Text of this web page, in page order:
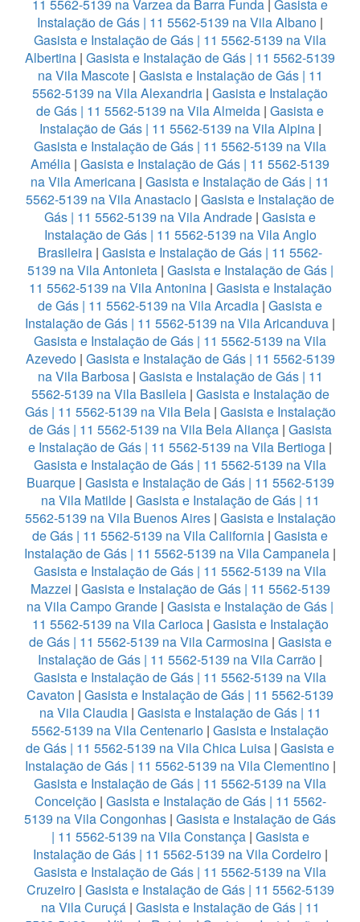
11 5562-5139 na Varzea da Barra Funda | Gasista e
Instalação de Gás | 11 5562-5139 na Vila Albano |
Gasista e Instalação de Gás | 11 5562-5139 na Vila
Albertina | Gasista e Instalação de Gás | 11 5562-5139
na Vila Mascote| Gasista e Instalação de Gás | 11
5562-5139 na Vila Alexandria | Gasista e Instalação
de Gás | 11 5562-5139 na Vila Almeida | Gasista e
Instalação de Gás | 11 5562-5139 na Vila Alpina |
Gasista e Instalação de Gás | 11 5562-5139 na Vila
Amélia | Gasista e Instalação de Gás | 11 5562-5139
na Vila Americana | Gasista e Instalação de Gás | 11
5562-5139 na Vila Anastacio | Gasista e Instalação de
Gás | 11 5562-5139 na Vila Andrade | Gasista e
Instalação de Gás | 11 5562-5139 na Vila Anglo
Brasileira | Gasista e Instalação de Gás | 11 5562-
5139 na Vila Antonieta| Gasista e Instalação de Gás |
11 5562-5139 na Vila Antonina| Gasista e Instalação
de Gás | 11 5562-5139 na Vila Arcadia | Gasista e
Instalação de Gás | 11 5562-5139 na Vila Aricanduva |
Gasista e Instalação de Gás | 11 5562-5139 na Vila
Azevedo| Gasista e Instalação de Gás | 11 5562-5139
na Vila Barbosa| Gasista e Instalação de Gás | 11
5562-5139 na Vila Basileia| Gasista e Instalação de
Gás | 11 5562-5139 na Vila Bela| Gasista e Instalação
de Gás | 11 5562-5139 na Vila Bela Aliança| Gasista
e Instalação de Gás | 11 5562-5139 na Vila Bertioga |
Gasista e Instalação de Gás | 11 5562-5139 na Vila
Buarque| Gasista e Instalação de Gás | 11 5562-5139
na Vila Matilde| Gasista e Instalação de Gás | 11
5562-5139 na Vila Buenos Aires| Gasista e Instalação
de Gás | 11 5562-5139 na Vila California | Gasista e
Instalação de Gás | 11 5562-5139 na Vila Campanela |
Gasista e Instalação de Gás | 11 5562-5139 na Vila
Mazzei | Gasista e Instalação de Gás | 11 5562-5139
na Vila Campo Grande | Gasista e Instalação de Gás |
11 5562-5139 na Vila Carioca| Gasista e Instalação
de Gás | 11 5562-5139 na Vila Carmosina| Gasista e
Instalação de Gás | 11 5562-5139 na Vila Carrão |
Gasista e Instalação de Gás | 11 5562-5139 na Vila
Cavaton | Gasista e Instalação de Gás | 11 5562-5139
na Vila Claudia| Gasista e Instalação de Gás | 11
5562-5139 na Vila Centenario | Gasista e Instalação
de Gás | 11 5562-5139 na Vila Chica Luisa | Gasista e
Instalação de Gás | 11 5562-5139 na Vila Clementino|
Gasista e Instalação de Gás | 11 5562-5139 na Vila
Conceição| Gasista e Instalação de Gás | 11 5562-
5139 na Vila Congonhas | Gasista e Instalação de Gás
| 11 5562-5139 na Vila Constança| Gasista e
Instalação de Gás | 11 5562-5139 na Vila Cordeiro|
Gasista e Instalação de Gás | 11 5562-5139 na Vila
Cruzeiro | Gasista e Instalação de Gás | 11 5562-5139
na Vila Curuçá | Gasista e Instalação de Gás | 11